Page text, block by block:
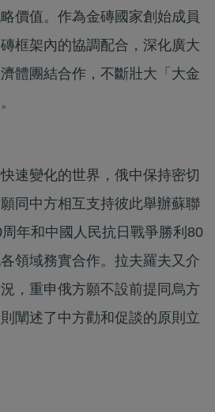
價值。作為金磚國家創始成員
框架內的協調配合，深化廣大
體團結合作，不斷壯大「大金
速變化的世界，俄中保持密切
同中方相互支持彼此舉辦蘇聯
年和中國人民抗日戰爭勝利80
領域務實合作。拉夫羅夫又介
，重申俄方願不設前提同烏方
闡述了中方勸和促談的原則立